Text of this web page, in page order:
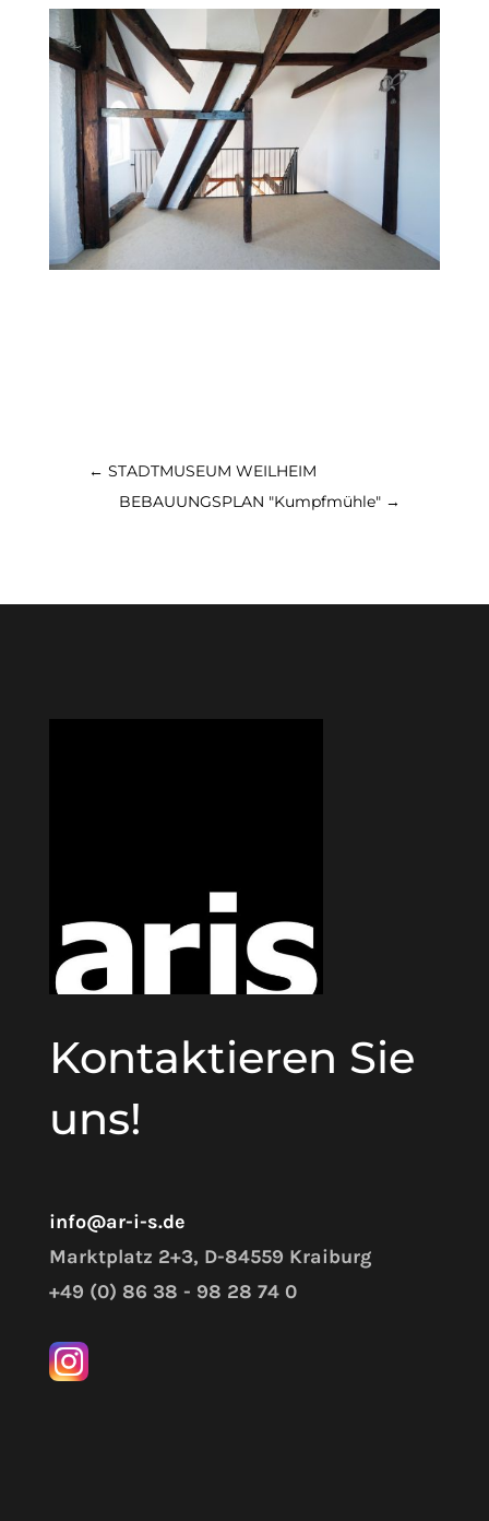
← STADTMUSEUM WEILHEIM
BEBAUUNGSPLAN "Kumpfmühle" →
Kontaktieren Sie
uns!
info@ar-i-s.de
Marktplatz 2+3, D-84559 Kraiburg
+49 (0) 86 38 - 98 28 74 0